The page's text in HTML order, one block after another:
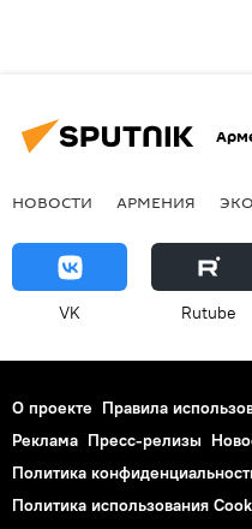
НОВОСТИ АРМЕНИЯ
VK Rutube
О проекте Правила
Реклама Пресс-релизы
Политика
Политика использования